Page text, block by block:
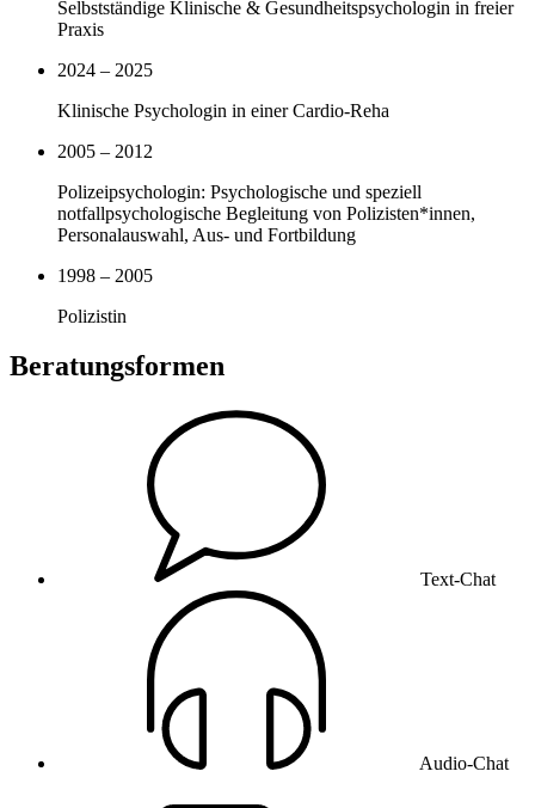
Selbstständige Klinische & Gesundheitspsychologin in freier
Praxis
2024 – 2025
Klinische Psychologin in einer Cardio-Reha
2005 – 2012
Polizeipsychologin: Psychologische und speziell
notfallpsychologische Begleitung von Polizisten*innen,
Personalauswahl, Aus- und Fortbildung
1998 – 2005
Polizistin
Beratungsformen
Text-Chat
Audio-Chat